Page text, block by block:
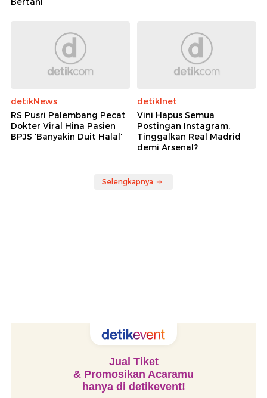
detikNews
RS Pusri Palembang Pecat
Dokter Viral Hina Pasien
BPJS 'Banyakin Duit Halal'
detikInet
Vini Hapus Semua
Postingan Instagram,
Tinggalkan Real Madrid
demi Arsenal?
Selengkapnya